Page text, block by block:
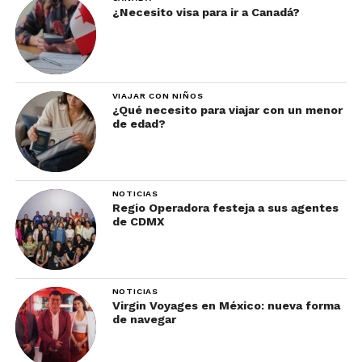
¿Necesito visa para ir a Canadá?
VIAJAR CON NIÑOS
¿Qué necesito para viajar con un menor
de edad?
NOTICIAS
Regio Operadora festeja a sus agentes
de CDMX
NOTICIAS
Virgin Voyages en México: nueva forma
de navegar